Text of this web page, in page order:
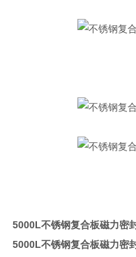
5000L不锈钢复合板磁力密
5000L不锈钢复合板磁力密